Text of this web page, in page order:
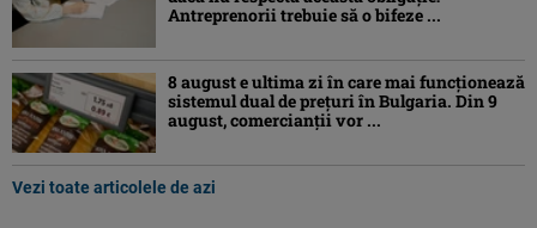
Antreprenorii trebuie să o bifeze ...
8 august e ultima zi în care mai funcționează
sistemul dual de prețuri în Bulgaria. Din 9
august, comercianții vor ...
Vezi toate articolele de azi